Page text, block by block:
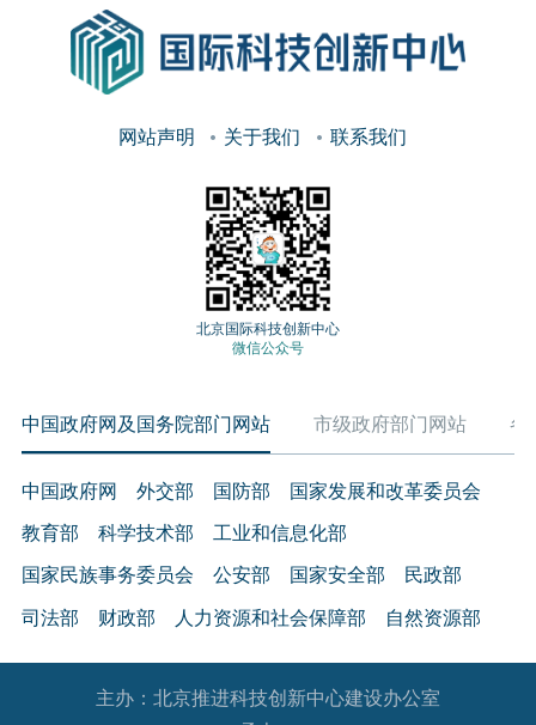
网站声明 关于我们 联系我们
北京国际科技创新中心
微信公众号
中国政府网及国务院部门网站 市级政府部门网站 各
中国政府网 外交部 国防部 国家发展和改革委员会
教育部 科学技术部 工业和信息化部
国家民族事务委员会 公安部 国家安全部 民政部
司法部 财政部 人力资源和社会保障部 自然资源部
生态环境部 住房和城乡建设部 交通运输部 水利部
农业农村部 商务部 文化和旅游部
主办：北京推进科技创新中心建设办公室